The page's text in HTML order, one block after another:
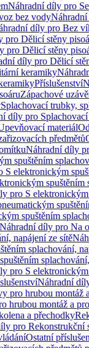
Náhradní díly pro
bez vody
díly pro Bez
pro Dělicí stěny
pro Dělicí stěny
díly pro Dělicí
keramiky
Příslušenství
Zápachové
Splachovací trubky,
díly pro
materiál
předmětů
Náhradní díly
spuštěním
S elektronickým
spuštěním
pro S
spuštěním
Náhradní díly pro Na
napájení ze sítě
splachování,
pro S
Náhradní
pro hrubou montáž
hrubou montáž a
a přechodky
pro Rekonstrukční
Ostatní